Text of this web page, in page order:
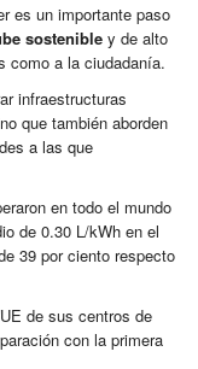
es un importante paso
sostenible y de alto
como a la ciudadanía.
infraestructuras
que también aborden
a las que
en todo el mundo
de 0.30 L/kWh en el
39 por ciento respecto
de sus centros de
con la primera